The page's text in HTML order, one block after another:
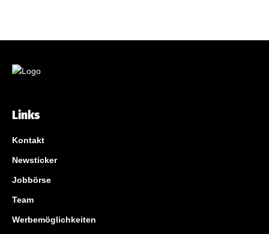
Links
Kontakt
Newsticker
Jobbörse
Team
Werbemöglichkeiten